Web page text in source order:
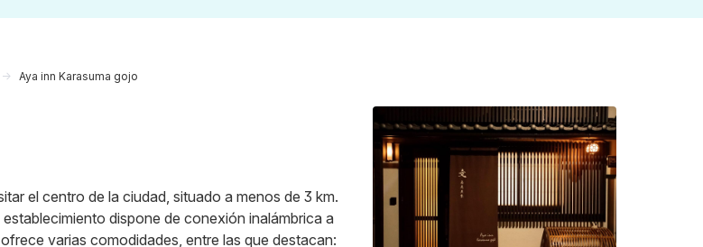
Aya inn Karasuma gojo
el centro de la ciudad, situado a menos de 3 km.
dispone de conexión inalámbrica a
varias comodidades, entre las que destacan: